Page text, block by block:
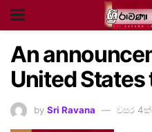
An
United
by Sri Ravana වසර 4ක්